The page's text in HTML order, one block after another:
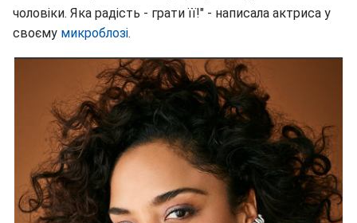
чоловіки. Яка радість - грати її!" - написала актриса у
своєму микроблозі.